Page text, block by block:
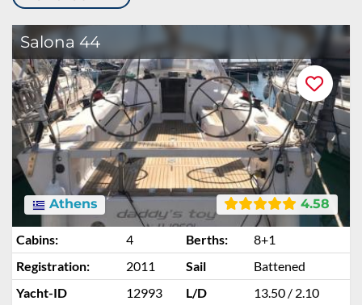
Salona 44
4.58
Athens
Cabins: 4 Berths:
8+1
Registration:
2011 Sail
Battened
Yacht-ID
12993 L/D 13.50 / 2.10